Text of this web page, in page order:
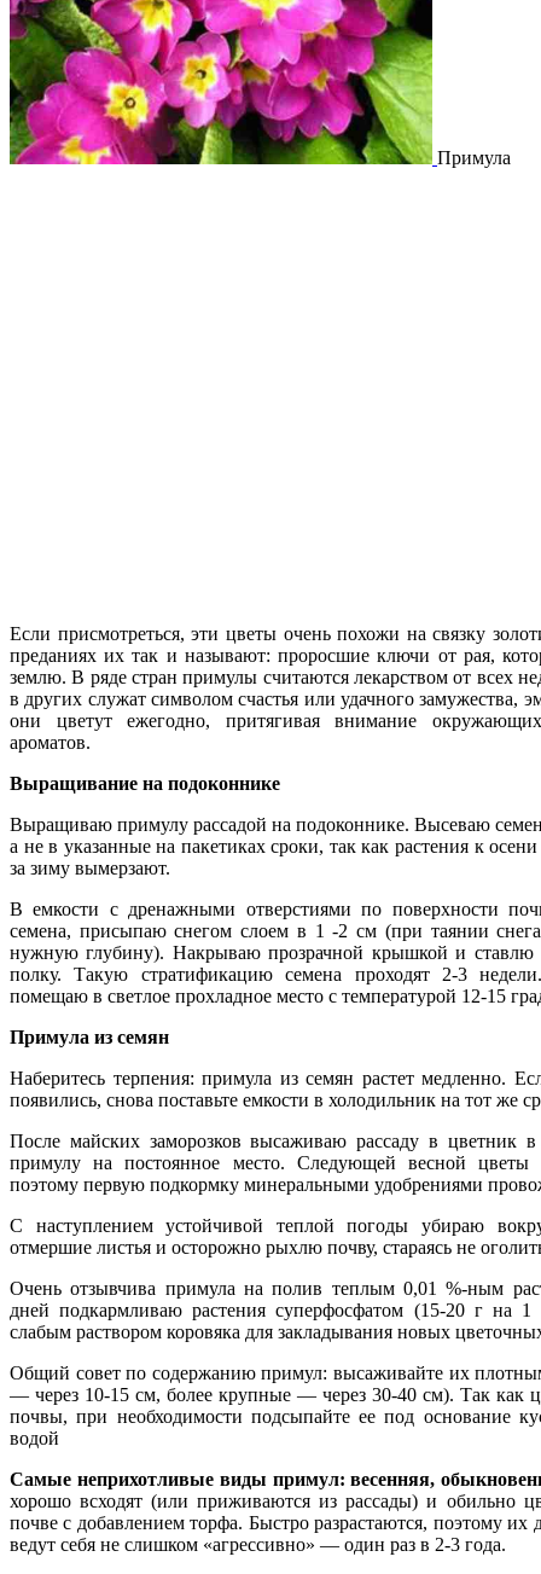
Примула
Если присмотреться, эти цветы очень похожи на связку
преданиях их так и называют: проросшие ключи от рая,
землю. В ряде стран примулы считаются лекарством от всех
в других служат символом счастья или удачного замужества,
они цветут ежегодно, притягивая внимание
ароматов.
Выращивание на подоконнике
Выращиваю примулу рассадой на подоконнике. Высеваю
а не в указанные на пакетиках сроки, так как растения к
за зиму вымерзают.
В емкости с дренажными отверстиями по поверхности
семена, присыпаю снегом слоем в 1 -2 см (при таянии
нужную глубину). Накрываю прозрачной крышкой и
полку. Такую стратификацию семена проходят 2-3
помещаю в светлое прохладное место с температурой 12-15
Примула из семян
Наберитесь терпения: примула из семян растет медленно.
появились, снова поставьте емкости в холодильник на тот же
После майских заморозков высаживаю рассаду в цветник
примулу на постоянное место. Следующей весной цветы
поэтому первую подкормку минеральными удобрениями
С наступлением устойчивой теплой погоды убираю
отмершие листья и осторожно рыхлю почву, стараясь не
Очень отзывчива примула на полив теплым 0,01 %-ным
дней подкармливаю растения суперфосфатом (15-20 г на
слабым раствором коровяка для закладывания новых
Общий совет по содержанию примул: высаживайте их
— через 10-15 см, более крупные — через 30-40 см). Так как
почвы, при необходимости подсыпайте ее под основание
водой
Самые неприхотливые виды примул: весенняя,
хорошо всходят (или приживаются из рассады) и обильно
почве с добавлением торфа. Быстро разрастаются, поэтому
ведут себя не слишком «агрессивно» — один раз в 2-3 года.